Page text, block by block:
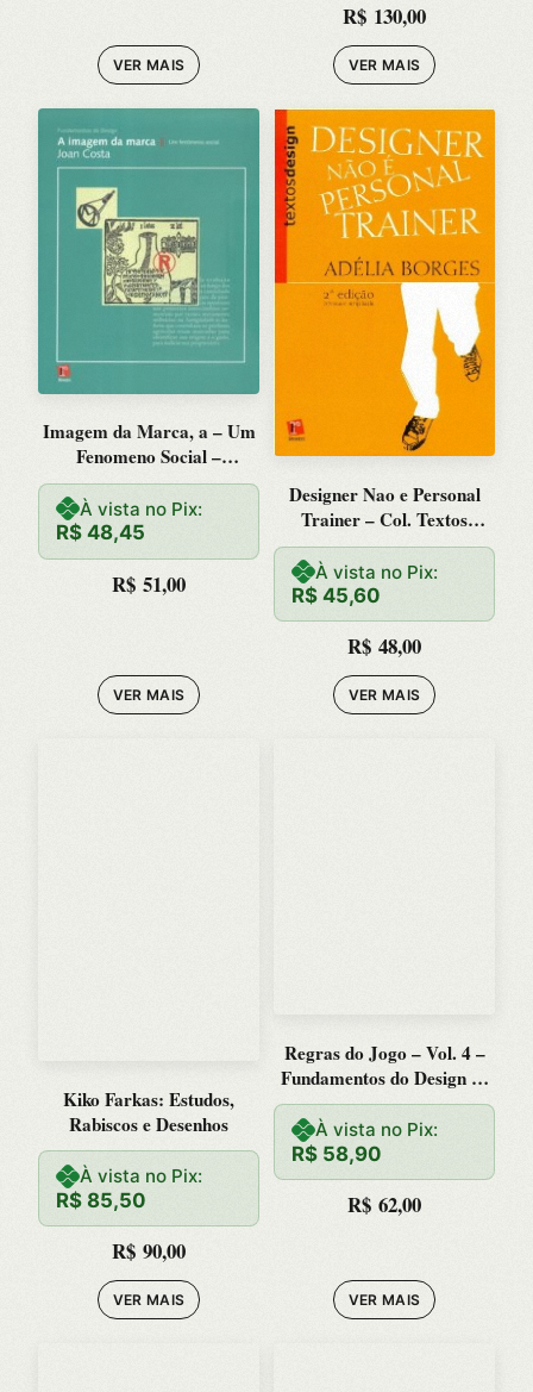
VER MAIS
R$ 130,00
VER MAIS
Imagem da Marca, a – Um
Fenomeno Social –
Col.fundamentos do Design
À vista no Pix:
R$ 48,45
R$ 51,00
VER MAIS
Designer Nao e Personal
Trainer – Col. Textos
Design
À vista no Pix:
R$ 45,60
R$ 48,00
VER MAIS
Kiko Farkas: Estudos,
Rabiscos e Desenhos
À vista no Pix:
R$ 85,50
R$ 90,00
VER MAIS
Regras do Jogo – Vol. 4 –
Fundamentos do Design de
Jogos
À vista no Pix:
R$ 58,90
R$ 62,00
VER MAIS